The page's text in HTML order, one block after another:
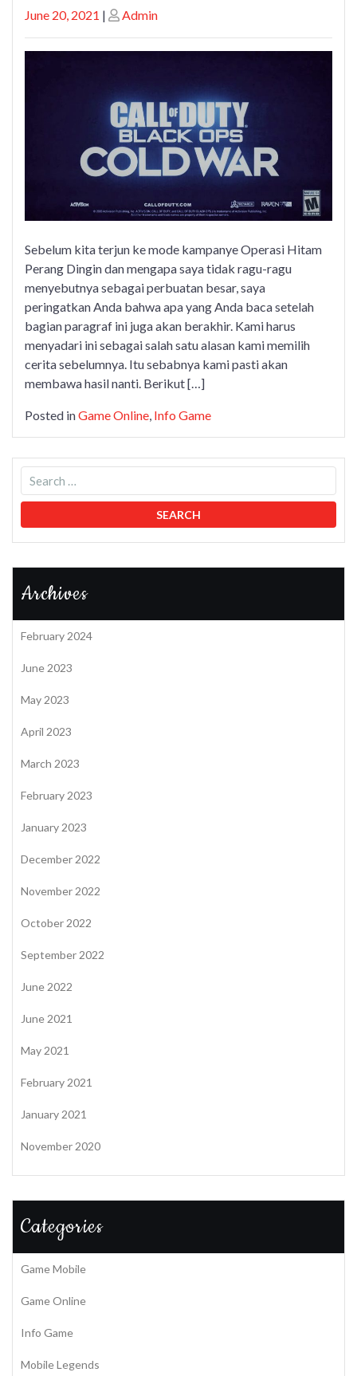
Posted
June 20, 2021 | Posted
Admin
Sebelum kita terjun ke mode kampanye Operasi Hitam
Perang Dingin dan mengapa saya tidak ragu-ragu
menyebutnya sebagai perbuatan besar, saya
peringatkan Anda bahwa apa yang Anda baca setelah
bagian paragraf ini juga akan berakhir. Kami harus
menyadari ini sebagai salah satu alasan kami memilih
cerita sebelumnya. Itu sebabnya kami pasti akan
membawa hasil nanti. Berikut […]
Posted inGame Online Info Game
Archives
February 2024
June 2023
May 2023
April 2023
March 2023
February 2023
January 2023
December 2022
November 2022
October 2022
September 2022
June 2022
June 2021
May 2021
February 2021
January 2021
November 2020
Categories
Game Mobile
Game Online
Info Game
Mobile Legends